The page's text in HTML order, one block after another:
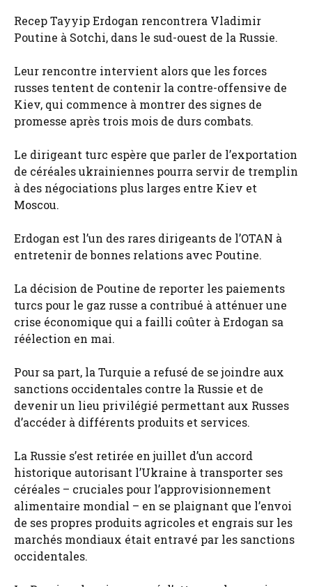
Recep Tayyip Erdogan rencontrera Vladimir
Poutine à Sotchi, dans le sud-ouest de la Russie.
Leur rencontre intervient alors que les forces
russes tentent de contenir la contre-offensive de
Kiev, qui commence à montrer des signes de
promesse après trois mois de durs combats.
Le dirigeant turc espère que parler de l’exportation
de céréales ukrainiennes pourra servir de tremplin
à des négociations plus larges entre Kiev et
Moscou.
Erdogan est l’un des rares dirigeants de l’OTAN à
entretenir de bonnes relations avec Poutine.
La décision de Poutine de reporter les paiements
turcs pour le gaz russe a contribué à atténuer une
crise économique qui a failli coûter à Erdogan sa
réélection en mai.
Pour sa part, la Turquie a refusé de se joindre aux
sanctions occidentales contre la Russie et de
devenir un lieu privilégié permettant aux Russes
d’accéder à différents produits et services.
La Russie s’est retirée en juillet d’un accord
historique autorisant l’Ukraine à transporter ses
céréales – cruciales pour l’approvisionnement
alimentaire mondial – en se plaignant que l’envoi
de ses propres produits agricoles et engrais sur les
marchés mondiaux était entravé par les sanctions
occidentales.